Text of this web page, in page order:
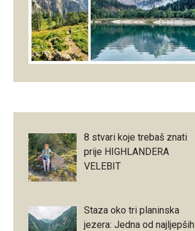
8 stvari koje trebaš znati
prije HIGHLANDERA
VELEBIT
Staza oko tri planinska
jezera: Jedna od najljepših